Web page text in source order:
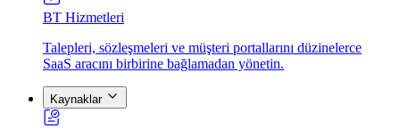
BT Hizmetleri
Talepleri, sözleşmeleri ve müşteri portallarını düzinelerce
SaaS aracını birbirine bağlamadan yönetin.
Kaynaklar